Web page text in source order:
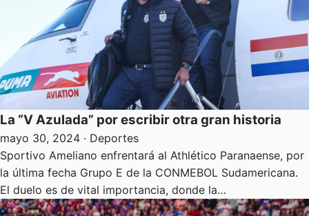
La “V Azulada” por escribir otra gran historia
mayo 30, 2024 · Deportes
Sportivo Ameliano enfrentará al Athlético Paranaense, por
la última fecha Grupo E de la CONMEBOL Sudamericana.
El duelo es de vital importancia, donde la…